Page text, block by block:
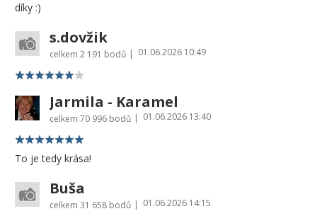
díky :)
s.dovžik
celkem 2 191 bodů | 01.06.2026 10:49
Jarmila - Karamel
celkem 70 996 bodů | 01.06.2026 13:40
To je tedy krása!
Buša
celkem 31 658 bodů | 01.06.2026 14:15